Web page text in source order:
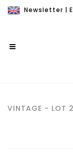
Newsletter |
VINTAGE - LOT